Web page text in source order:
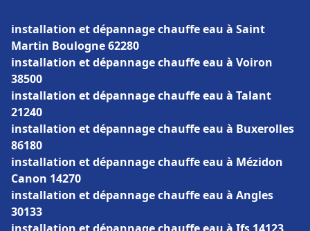
installation et dépannage chauffe eau à Saint
Martin Boulogne 62280
installation et dépannage chauffe eau à Voiron
38500
installation et dépannage chauffe eau à Talant
21240
installation et dépannage chauffe eau à Buxerolles
86180
installation et dépannage chauffe eau à Mézidon
Canon 14270
installation et dépannage chauffe eau à Angles
30133